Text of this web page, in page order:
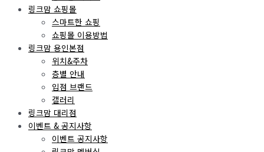
링크맘 쇼핑몰
스마트한 쇼핑
쇼핑몰 이용방법
링크맘 용인본점
위치&주차
층별 안내
입점 브랜드
갤러리
링크맘 대리점
이벤트 & 공지사항
이벤트 공지사항